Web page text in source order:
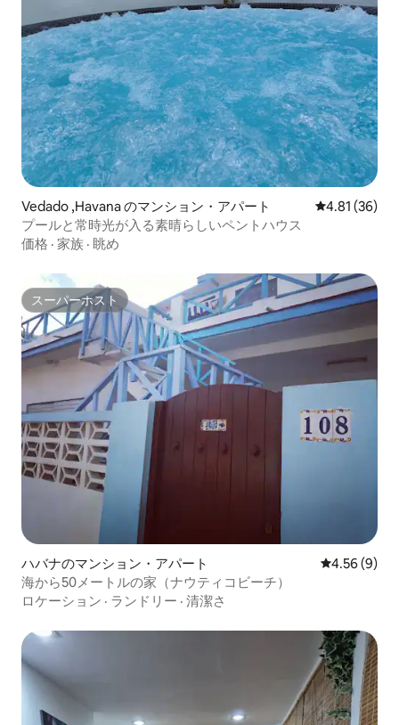
Vedado ,Havana のマンション・アパート レビュー36
4.81 (36)
プールと常時光が入る素晴らしいペントハウス
価格 · 家族 · 眺め
スーパーホスト
スーパーホスト
ハバナのマンション・アパート レビュー9
4.56 (9)
海から50メートルの家（ナウティコビーチ）
ロケーション · ランドリー · 清潔さ